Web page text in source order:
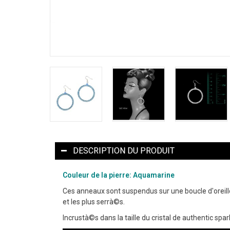
DESCRIPTION DU PRODUIT
Couleur de la pierre: Aquamarine
Ces anneaux sont suspendus sur une boucle
et les plus serrà©s.
Incrustà©s dans la taille du cristal de authentic